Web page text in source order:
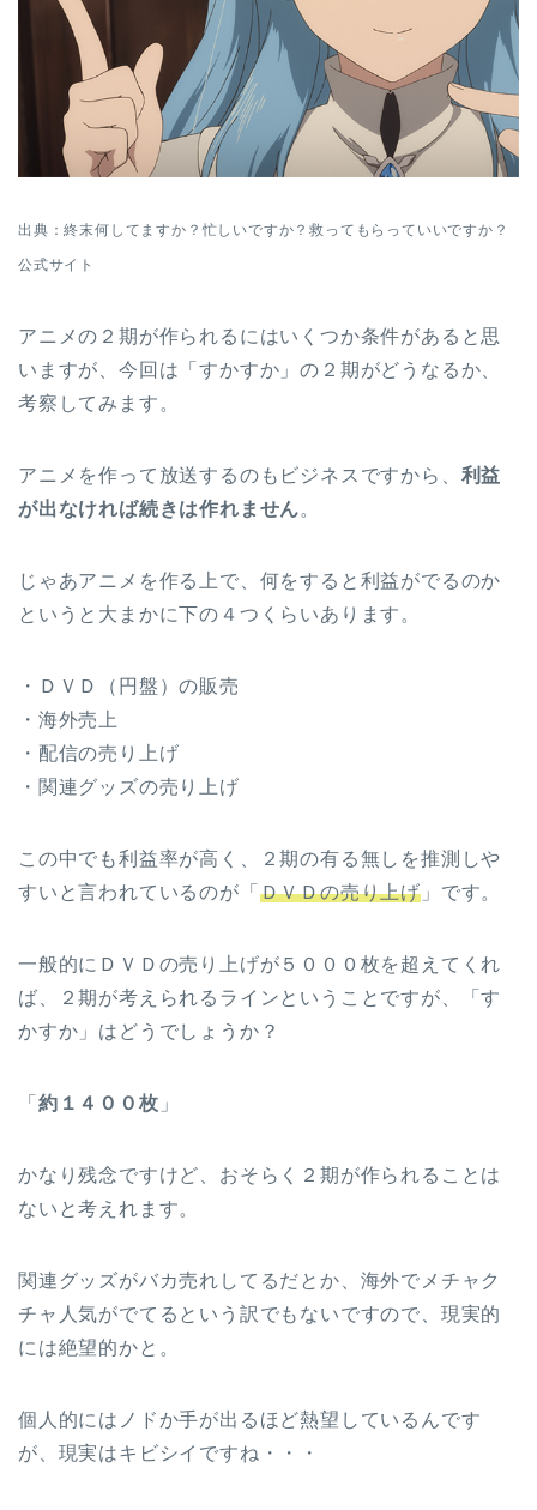
出典：終末何してますか？忙しいですか？救ってもらっていいですか？
公式サイト
アニメの２期が作られるにはいくつか条件があると思
いますが、今回は「すかすか」の２期がどうなるか、
考察してみます。
アニメを作って放送するのもビジネスですから、 利益
が出なければ続きは作れません。
じゃあアニメを作る上で、何をすると利益がでるのか
というと大まかに下の４つくらいあります。
・ＤＶＤ（円盤）の販売
・海外売上
・配信の売り上げ
・関連グッズの売り上げ
この中でも利益率が高く、２期の有る無しを推測しや
すいと言われているのが「 ＤＶＤの売り上げ 」です。
一般的にＤＶＤの売り上げが５０００枚を超えてくれ
ば、２期が考えられるラインということですが、「す
かすか」はどうでしょうか？
「 約１４００枚 」
かなり残念ですけど、おそらく２期が作られることは
ないと考えれます。
関連グッズがバカ売れしてるだとか、海外でメチャク
チャ人気がでてるという訳でもないですので、現実的
には絶望的かと。
個人的にはノドか手が出るほど熱望しているんです
が、現実はキビシイですね・・・